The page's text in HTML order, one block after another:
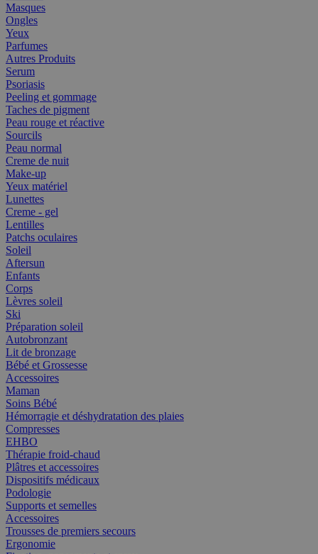
Masques
Ongles
Yeux
Parfumes
Autres Produits
Serum
Psoriasis
Peeling et gommage
Taches de pigment
Peau rouge et réactive
Sourcils
Peau normal
Creme de nuit
Make-up
Yeux matériel
Lunettes
Creme - gel
Lentilles
Patchs oculaires
Soleil
Aftersun
Enfants
Corps
Lèvres soleil
Ski
Préparation soleil
Autobronzant
Lit de bronzage
Bébé et Grossesse
Accessoires
Maman
Soins Bébé
Hémorragie et déshydratation des plaies
Compresses
EHBO
Thérapie froid-chaud
Plâtres et accessoires
Dispositifs médicaux
Podologie
Supports et semelles
Accessoires
Trousses de premiers secours
Ergonomie